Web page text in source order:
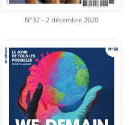
N°32 - 2 décembre 2020